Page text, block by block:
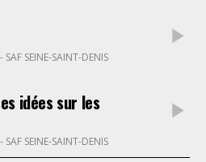
- SAF SEINE-SAINT-DENIS
idées sur les
- SAF SEINE-SAINT-DENIS